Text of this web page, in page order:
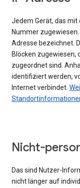
Jedem Gerät, das mit
Nummer
Adresse bezeichnet.
Blöcken zugewiesen,
zugeordnet sind.
identifiziert werden,
Internet verbindet.
Nicht-
Das sind Nutzer-
nicht länger auf